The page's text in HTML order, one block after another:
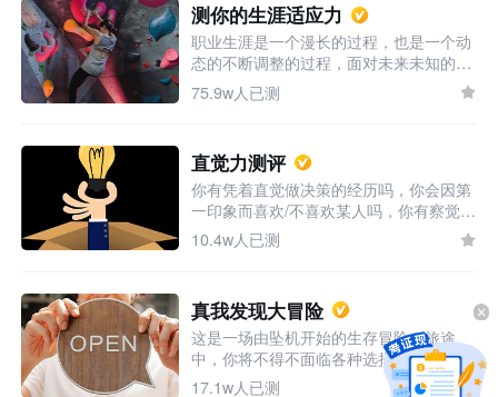
测你的生涯适应力
职业生涯是一个漫长的过程，也是一个动
态的不断调整的过程，面对未来未知的职
业长路，不妨从现在开始，认清自己，不
断探索，为未来的职业之旅绘一份行路指
75.9w人已测
直觉力测评
你有凭着直觉做决策的经历吗，你会因第
一印象而喜欢/不喜欢某人吗，你有察觉到
自己的第六感吗，来验证你的直觉力吧！
10.4w人已测
真我发现大冒险
这是一场由坠机开始的生存冒险，旅途
中，你将不得不面临各种选择，这些选择
决定着你冒险的终点，也反映了你的性格
17.1w人已测